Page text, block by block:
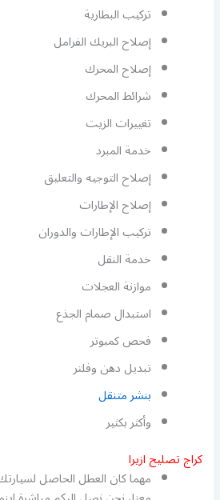
تركيب البطارية
إصلاح البريك الفرامل
إصلاح المحرك
شرائط المحرك
تغييرات الزيت
خدمة المبرد
إصلاح التوجيه والتعليق
إصلاح الإطارات
تركيب الإطارات والدوران
خدمة النقل
موازنة العجلات
استبدال صمام الجذع
فحص كمبوتر
تبديل دهن وفلتر
بنشر متنقل
وأكثر بكثير
كراج تصليح ازيرا
مهما كان العطل الحاصل